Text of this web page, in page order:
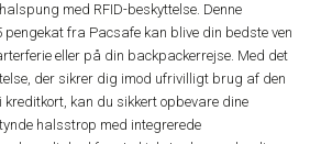
med RFID-beskyttelse. Denne
pengekat fra Pacsafe kan blive din bedste ven
eller på din backpackerrejse. Med det
der sikrer dig imod ufrivilligt brug af den
kreditkort, kan du sikkert opbevare dine
halsstrop med integrerede